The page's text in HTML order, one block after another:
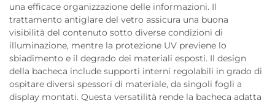
una efficace organizzazione delle informazioni. Il
trattamento antiglare del vetro assicura una buona
visibilità del contenuto sotto diverse condizioni di
illuminazione, mentre la protezione UV previene lo
sbiadimento e il degrado dei materiali esposti. Il design
della bacheca include supporti interni regolabili in grado di
ospitare diversi spessori di materiale, da singoli fogli a
display montati. Questa versatilità rende la bacheca adatta